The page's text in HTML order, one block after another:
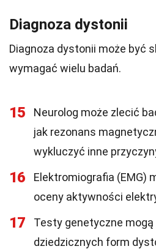
Diagnoza dystonii
Diagnoza dystonii może być
wymagać wielu badań.
15
Neurolog może zlecić
jak rezonans
wykluczyć inne
16
Elektromiografia (EMG)
oceny aktywności
17
Testy genetyczne
dziedzicznych form